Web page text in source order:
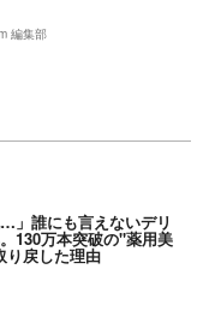
編集部
」誰にも言えないデリ
130万本突破の"薬用美
り戻した理由